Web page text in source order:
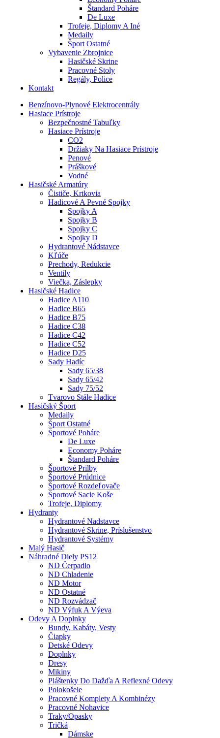
Štandard Poháre
De Luxe
Trofeje, Diplomy A Iné
Medaily
Šport Ostatné
Vybavenie Zbrojnice
Hasičské Skrine
Pracovné Stoly
Regály, Police
Kontakt
Benzínovo-Plynové Elektrocentrály
Hasiace Prístroje
Bezpečnostné Tabuľky
Hasiace Prístroje
CO2
Držiaky Na Hasiace Prístroje
Penové
Práškové
Vodné
Hasičské Armatúry
Čističe, Krtkovia
Hadicové A Pevné Spojky
Spojky A
Spojky B
Spojky C
Spojky D
Hydrantové Nádstavce
Kľúče
Prechody, Redukcie
Ventily
Viečka, Záslepky
Hasičské Hadice
Hadice A110
Hadice B65
Hadice B75
Hadice C38
Hadice C42
Hadice C52
Hadice D25
Sady Hadíc
Sady 65/38
Sady 65/42
Sady 75/52
Tvarovo Stále Hadice
Hasičský Šport
Medaily
Šport Ostatné
Športové Poháre
De Luxe
Economy Poháre
Štandard Poháre
Športové Prilby
Športové Prúdnice
Športové Rozdeľovače
Športové Sacie Koše
Trofeje, Diplomy
Hydranty
Hydrantové Nadstavce
Hydrantové Skrine, Príslušenstvo
Hydrantové Systémy
Malý Hasič
Náhradné Diely PS12
ND Čerpadlo
ND Chladenie
ND Motor
ND Ostatné
ND Rozvádzač
ND Výfuk A Výeva
Odevy A Doplnky
Bundy, Kabáty, Vesty
Čiapky
Detské Odevy
Doplnky
Dresy
Mikiny
Pláštenky Do Dažďa A Reflexné Odevy
Polokošele
Pracovné Komplety A Kombinézy
Pracovné Nohavice
Traky/opasky
Tričká
Dámske